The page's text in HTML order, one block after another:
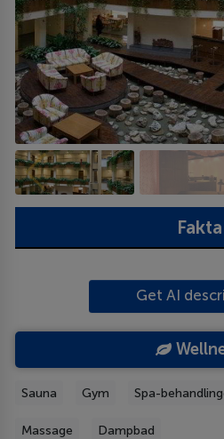
Fakta
Get AI
Sauna Gym Spa-
Massage Dampbad